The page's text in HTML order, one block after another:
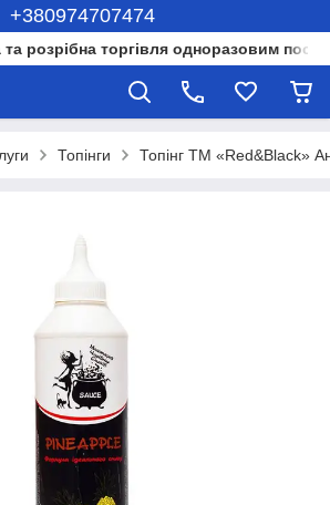
+380974707474
розрібна торгівля одноразовим
Топінги Топінг ТМ «Red&Black»